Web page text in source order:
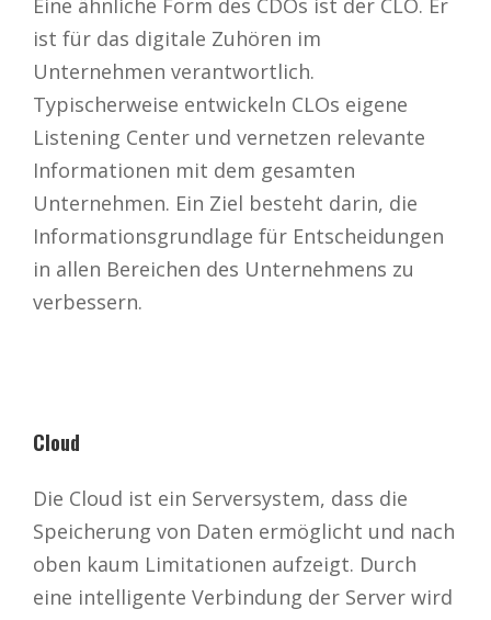
Eine ähnliche Form des CDOs ist der CLO. Er
ist für das digitale Zuhören im
Unternehmen verantwortlich.
Typischerweise entwickeln CLOs eigene
Listening Center und vernetzen relevante
Informationen mit dem gesamten
Unternehmen. Ein Ziel besteht darin, die
Informationsgrundlage für Entscheidungen
in allen Bereichen des Unternehmens zu
verbessern.
Cloud
Die Cloud ist ein Serversystem, dass die
Speicherung von Daten ermöglicht und nach
oben kaum Limitationen aufzeigt. Durch
eine intelligente Verbindung der Server wird